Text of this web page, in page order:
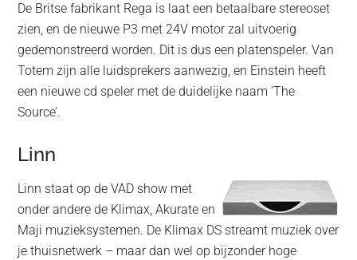
De Britse fabrikant Rega is laat een betaalbare stereoset
zien, en de nieuwe P3 met 24V motor zal uitvoerig
gedemonstreerd worden. Dit is dus een platenspeler. Van
Totem zijn alle luidsprekers aanwezig, en Einstein heeft
een nieuwe cd speler met de duidelijke naam ‘The
Source’.
Linn
Linn staat op de VAD show met
onder andere de Klimax, Akurate en
Maji muzieksystemen. De Klimax DS streamt muziek over
je thuisnetwerk – maar dan wel op bijzonder hoge